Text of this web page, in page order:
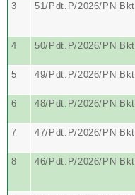
3
51/Pdt.P/2026/PN Bkt
4
50/Pdt.P/2026/PN Bkt
5
49/Pdt.P/2026/PN Bkt
6
48/Pdt.P/2026/PN Bkt
7
47/Pdt.P/2026/PN Bkt
8
46/Pdt.P/2026/PN Bkt